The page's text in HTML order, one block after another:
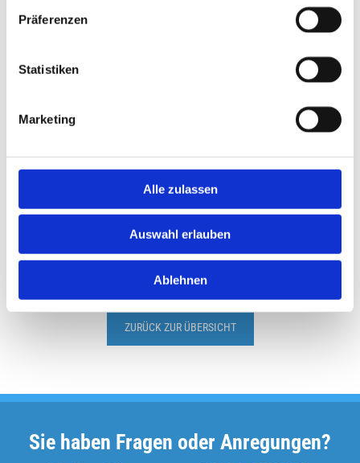
Präferenzen
Statistiken
Marketing
Alle zulassen
Auswahl erlauben
Ablehnen
ZURÜCK ZUR ÜBERSICHT
Sie haben Fragen oder Anregungen?